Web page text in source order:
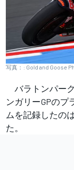
写真：: Gold and Goose
バラトンパー
ンガリーGPのプ
ムを記録したの
た。